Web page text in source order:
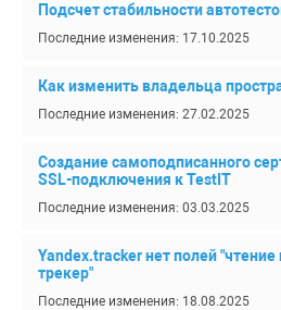
Подсчет стабильности
Последние изменения: 17.10.2025
Как изменить владельца
Последние изменения: 27.02.2025
Создание самоподписанного
SSL-подключения к TestIT
Последние изменения: 03.03.2025
Yandex.tracker нет полей "чтение
трекер"
Последние изменения: 18.08.2025